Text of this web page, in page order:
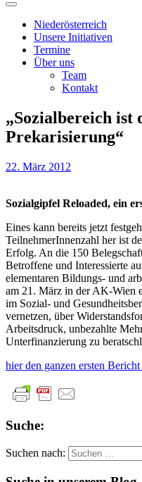
Niederösterreich
Unsere Initiativen
Termine
Über uns
Team
Kontakt
„Sozialbereich ist
Prekarisierung“
22. März 2012
Sozialgipfel Reloaded, ein
Eines kann bereits jetzt
TeilnehmerInnenzahl her ist
Erfolg. An die 150
Betroffene und Interessierte
elementaren Bildungs- und
am 21. März in der AK-Wien
im Sozial- und
vernetzen, über
Arbeitsdruck, unbezahlte
Unterfinanzierung zu
hier den ganzen ersten Bericht
Suche:
Suchen nach: